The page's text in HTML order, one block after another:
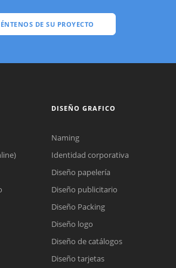
DE SU PROYECTO
DISEÑO GRAFICO
Naming
Identidad corporativa
Diseño papelería
Diseño publicitario
Diseño Packing
Diseño logo
Diseño de catálogos
Diseño tarjetas